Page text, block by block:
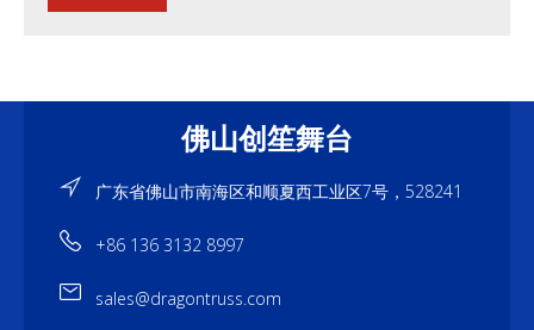
佛山创笙舞台
广东省佛山市南海区和顺夏西工业区7号，528241
+86 136 3132 8997
sales@dragontruss.com